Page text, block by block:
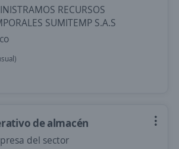
RECURSOS
SUMITEMP S.A.S
de almacén
del sector